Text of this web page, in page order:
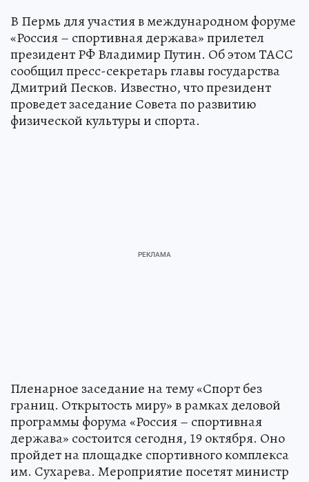
В Пермь для участия в международном форуме
«Россия – спортивная держава» прилетел
президент РФ Владимир Путин. Об этом ТАСС
сообщил пресс-секретарь главы государства
Дмитрий Песков. Известно, что президент
проведет заседание Совета по развитию
физической культуры и спорта.
Пленарное заседание на тему «Спорт без
границ. Открытость миру» в рамках деловой
программы форума «Россия – спортивная
держава» состоится сегодня, 19 октября. Оно
пройдет на площадке спортивного комплекса
им. Сухарева. Мероприятие посетят министр